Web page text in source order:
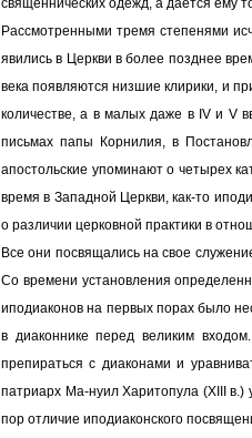
священнических одежд, а дается ему
Рассмотренными тремя степенями
явились в Церкви в более позднее
века появляются низшие клирики, и
количестве, а в малых даже в IV и V
письмах папы Корнилия, в
апостольские упоминают о четырех
время в Западной Церкви, как-то
о различии церковной практики в
Все они посвящались на свое
Со времени установления
иподиаконов на первых порах было
в диаконнике перед великим
препираться с диаконами и
патриарх Ма-нуил Харитопула (XIII в.)
пор отличие иподиаконского